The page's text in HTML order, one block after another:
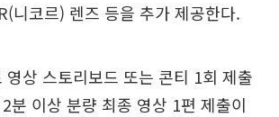
니코르) 렌즈 등을 추가 제공한다.
영상 스토리보드 또는 콘티 1회 제출
분 이상 분량 최종 영상 1편 제출이